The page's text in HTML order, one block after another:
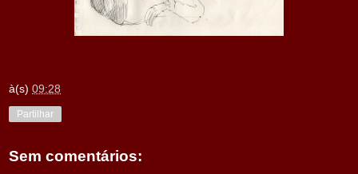
à(s) 09:28
Partilhar
Sem comentários: